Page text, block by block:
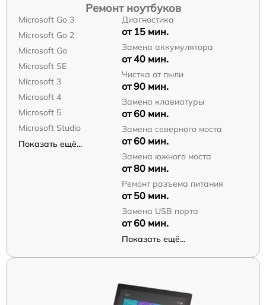
Ремонт ноутбуков
Microsoft Go 3
Microsoft Go 2
Microsoft Go
Microsoft SE
Microsoft 3
Microsoft 4
Microsoft 5
Microsoft Studio
Показать ещё...
Диагностика
от 15 мин.
Замена аккумулятора
от 40 мин.
Чистка от пыли
от 90 мин.
Замена клавиатуры
от 60 мин.
Замена северного моста
от 60 мин.
Замена южного моста
от 80 мин.
Ремонт разъема питания
от 50 мин.
Замена USB порта
от 60 мин.
Показать ещё...